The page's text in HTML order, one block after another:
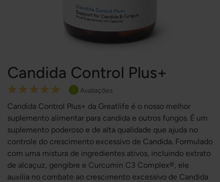
Candida Control Plus+
Rating:
100
% of100
1 Avaliações
Candida Control Plus+ da Greatlife é o nosso melhor
suplemento alimentar para candida e outros fungos. É um
suplemento poderoso e de alta qualidade que ajuda no
controle do crescimento excessivo de Candida. Formulado
com uma mistura de ingredientes ativos, incluindo extrato
de alcaçuz, gengibre e Curcumin C3 Complex®, ele
auxilia no combate ao crescimento excessivo de Candida